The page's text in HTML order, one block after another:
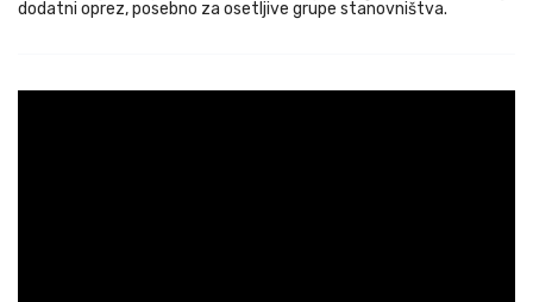
dodatni oprez, posebno za osetljive grupe stanovništva.